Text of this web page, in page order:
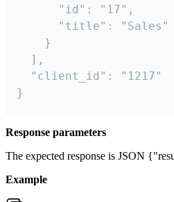
      "id": "17",
      "title": "Sales"
    }
  ],
  "client_id": "1217"
}
Response parameters
The expected response is JSON
Example